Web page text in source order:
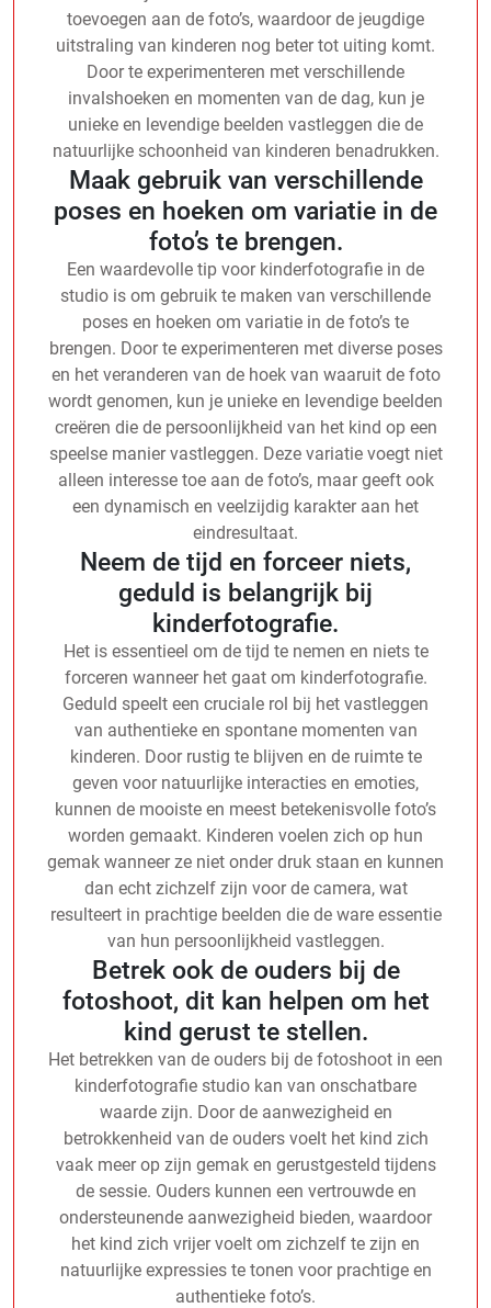
toevoegen aan de foto’s, waardoor de jeugdige
uitstraling van kinderen nog beter tot uiting komt.
Door te experimenteren met verschillende
invalshoeken en momenten van de dag, kun je
unieke en levendige beelden vastleggen die de
natuurlijke schoonheid van kinderen benadrukken.
Maak gebruik van verschillende
poses en hoeken om variatie in de
foto’s te brengen.
Een waardevolle tip voor kinderfotografie in de
studio is om gebruik te maken van verschillende
poses en hoeken om variatie in de foto’s te
brengen. Door te experimenteren met diverse poses
en het veranderen van de hoek van waaruit de foto
wordt genomen, kun je unieke en levendige beelden
creëren die de persoonlijkheid van het kind op een
speelse manier vastleggen. Deze variatie voegt niet
alleen interesse toe aan de foto’s, maar geeft ook
een dynamisch en veelzijdig karakter aan het
eindresultaat.
Neem de tijd en forceer niets,
geduld is belangrijk bij
kinderfotografie.
Het is essentieel om de tijd te nemen en niets te
forceren wanneer het gaat om kinderfotografie.
Geduld speelt een cruciale rol bij het vastleggen
van authentieke en spontane momenten van
kinderen. Door rustig te blijven en de ruimte te
geven voor natuurlijke interacties en emoties,
kunnen de mooiste en meest betekenisvolle foto’s
worden gemaakt. Kinderen voelen zich op hun
gemak wanneer ze niet onder druk staan en kunnen
dan echt zichzelf zijn voor de camera, wat
resulteert in prachtige beelden die de ware essentie
van hun persoonlijkheid vastleggen.
Betrek ook de ouders bij de
fotoshoot, dit kan helpen om het
kind gerust te stellen.
Het betrekken van de ouders bij de fotoshoot in een
kinderfotografie studio kan van onschatbare
waarde zijn. Door de aanwezigheid en
betrokkenheid van de ouders voelt het kind zich
vaak meer op zijn gemak en gerustgesteld tijdens
de sessie. Ouders kunnen een vertrouwde en
ondersteunende aanwezigheid bieden, waardoor
het kind zich vrijer voelt om zichzelf te zijn en
natuurlijke expressies te tonen voor prachtige en
authentieke foto’s.